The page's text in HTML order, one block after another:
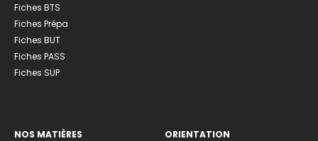
Fiches BTS
Fiches Prépa
Fiches BUT
Fiches PASS
Fiches SUP
NOS MATIÈRES
ORIENTATION